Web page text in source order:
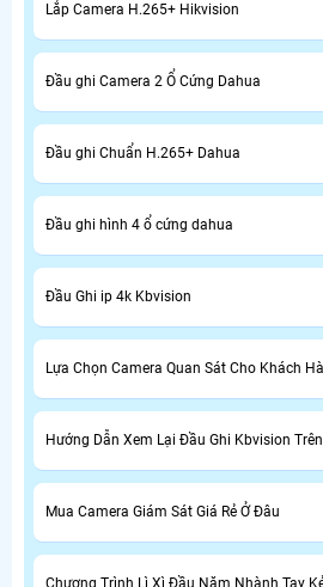
Lắp Camera H.265+ Hikvision
Đầu ghi Camera 2 Ổ Cứng Dahua
Đầu ghi Chuẩn H.265+ Dahua
Đầu ghi hình 4 ổ cứng dahua
Đầu Ghi ip 4k Kbvision
Lựa Chọn Camera Quan Sát Cho Khách
Hướng Dẫn Xem Lại Đầu Ghi Kbvision
Mua Camera Giám Sát Giá Rẻ Ở Đâu